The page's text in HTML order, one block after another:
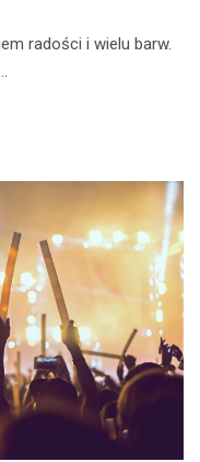
radości i wielu barw.